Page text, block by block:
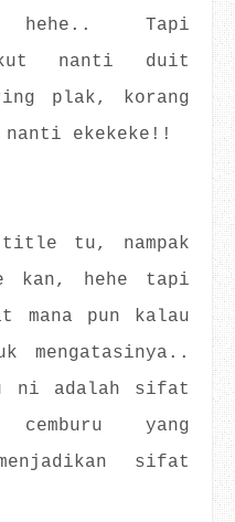
hehe.. Tapi
nanti duit
plak, korang
ekekeke!!
title tu, nampak
kan, hehe tapi
mana pun kalau
mengatasinya..
ni adalah sifat
yang
sifat